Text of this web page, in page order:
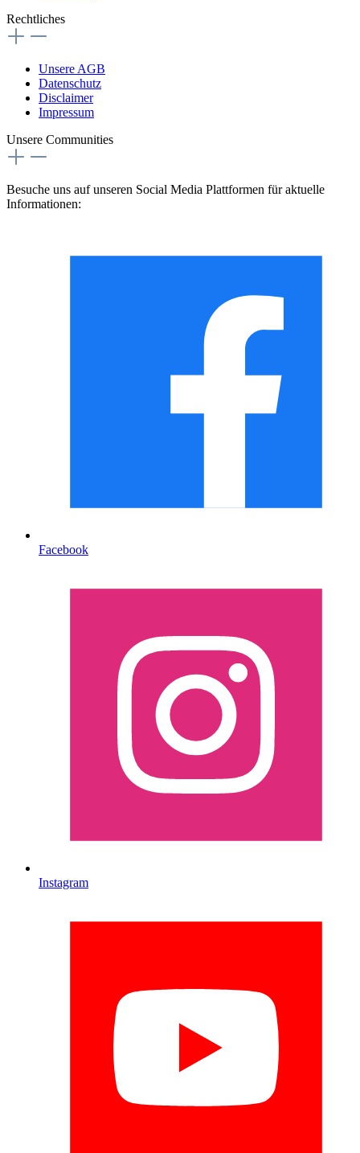
Rechtliches
Unsere AGB
Datenschutz
Disclaimer
Impressum
Unsere Communities
Besuche uns auf unseren Social Media Plattformen für aktuelle
Informationen:
Facebook
Instagram